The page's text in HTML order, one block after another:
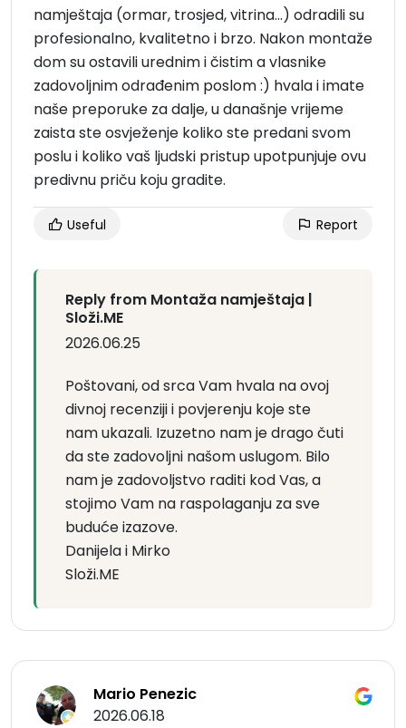
namještaja (ormar, trosjed, vitrina...) odradili su
profesionalno, kvalitetno i brzo. Nakon montaže
dom su ostavili urednim i čistim a vlasnike
zadovoljnim odrađenim poslom :) hvala i imate
naše preporuke za dalje, u današnje vrijeme
zaista ste osvježenje koliko ste predani svom
poslu i koliko vaš ljudski pristup upotpunjuje ovu
predivnu priču koju gradite.
Useful Report
Reply from Montaža namještaja |
Složi.ME
2026.06.25
Poštovani, od srca Vam hvala na ovoj
divnoj recenziji i povjerenju koje ste
nam ukazali. Izuzetno nam je drago čuti
da ste zadovoljni našom uslugom. Bilo
nam je zadovoljstvo raditi kod Vas, a
stojimo Vam na raspolaganju za sve
buduće izazove.
Danijela i Mirko
Složi.ME
Mario Penezic
2026.06.18